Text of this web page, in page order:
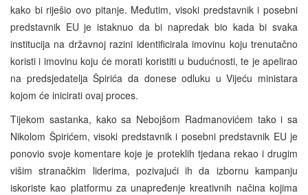
kako bi riješio ovo pitanje. Međutim, visoki predstavnik i posebni
predstavnik EU je istaknuo da bi napredak bio kada bi svaka
institucija na državnoj razini identificirala imovinu koju trenutačno
koristi i imovinu koju će morati koristiti u budućnosti, te je apelirao
na predsjedatelja Špirića da donese odluku u Vijeću ministara
kojom će inicirati ovaj proces.
Tijekom sastanka, kako sa Nebojšom Radmanovićem tako i sa
Nikolom Špirićem, visoki predstavnik i posebni predstavnik EU je
ponovio svoje komentare koje je proteklih tjedana rekao i drugim
višim stranačkim liderima, pozivajući ih da izbornu kampanju
iskoriste kao platformu za unapređenje kreativnih načina kojima